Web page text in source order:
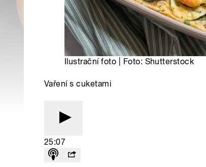
Ilustrační foto | Foto: Shutterstock
Vaření s cuketami
25:07